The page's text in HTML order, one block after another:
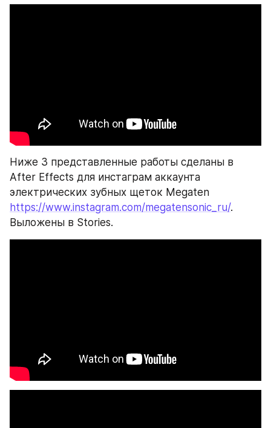
Ниже 3 представленные работы сделаны в
After Effects для инстаграм аккаунта
https://www.instagram.com/megatensonic_ru/.
Выложены в Stories.